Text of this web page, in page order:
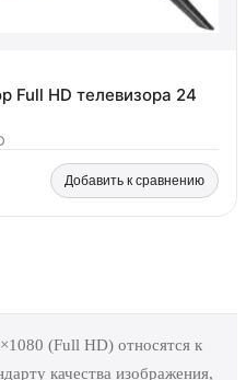
Full HD телевизора 24
Добавить к сравнению
(Full HD) относятся к
качества изображения,